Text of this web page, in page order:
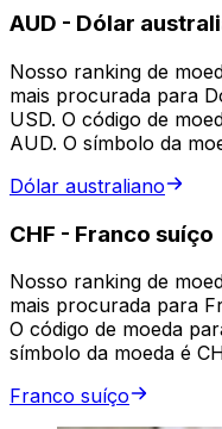
AUD - Dólar
Nosso ranking de
mais procurada para
USD. O código de
AUD. O símbolo da
Dólar australiano
CHF - Franco suíço
Nosso ranking de
mais procurada para
O código de moeda
símbolo da moeda é
Franco suíço